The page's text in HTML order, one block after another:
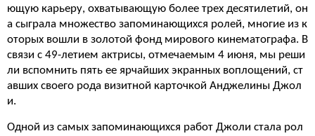
ющую карьеру, охватывающую более трех десятилетий, он
а сыграла множество запоминающихся ролей, многие из к
оторых вошли в золотой фонд мирового кинематографа. В
связи с 49-летием актрисы, отмечаемым 4 июня, мы реши
ли вспомнить пять ее ярчайших экранных воплощений, ст
авших своего рода визитной карточкой Анджелины Джол
и.
Одной из самых запоминающихся работ Джоли стала рол